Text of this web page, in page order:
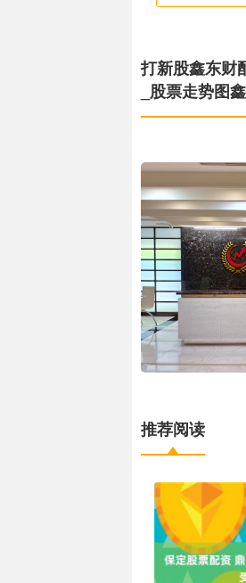
打新股鑫东财
_股票走势图
推荐阅读